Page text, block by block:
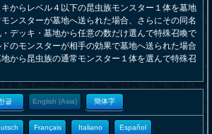
からレベル４以下の昆虫族モンスター１体を墓地
ンスターが墓地へ送られた場合、さらにその同名
デッキ・墓地から任意の数だけ選んで特殊召喚で
のモンスターが相手の効果で墓地へ送られた場合
から昆虫族の通常モンスター１体を選んで特殊召
글 English (Asia) 簡体字
Français Italiano Español